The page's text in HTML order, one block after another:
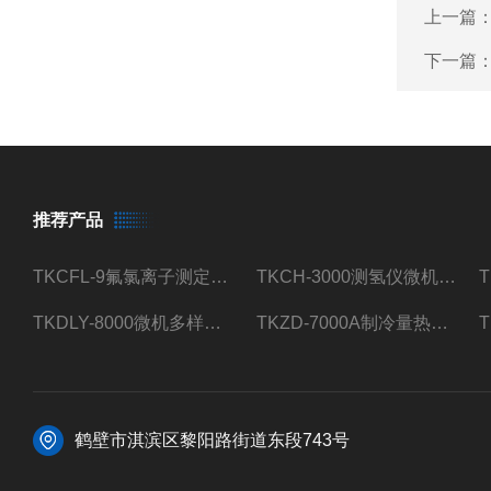
上一篇
下一篇
推荐产品
TKCFL-9氟氯离子测定仪自动煤质检测 TKCH-3000测氢仪微机氢元素测定煤质检测
TKDLY-8000微机多样测硫仪自动定硫仪化验室硫含量测定 TKZD-7000A制冷量热仪自动升降热值仪煤质检测
鹤壁市淇滨区黎阳路街道东段743号